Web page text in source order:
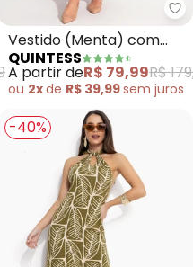
- Vestido (Verde)
Vestido (Menta) com
Babados e Alças para
Amarrar
QUINTESS
A partir deR$ 79,99R$
ou 2xde R$ 39,99sem juros
-40%